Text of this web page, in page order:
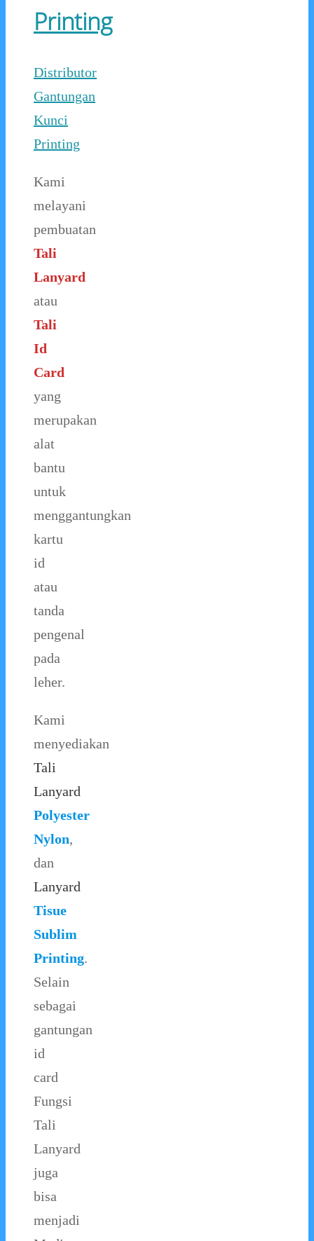
Printing
Distributor
Gantungan
Kunci
Printing
Kami
melayani
pembuatan
Tali
Lanyard
atau
Tali
Id
Card
yang
merupakan
alat
bantu
untuk
menggantungkan
kartu
id
atau
tanda
pengenal
pada
leher.
Kami
menyediakan
Tali
Lanyard
Polyester
Nylon,
dan
Lanyard
Tisue
Sublim
Printing.
Selain
sebagai
gantungan
id
card
Fungsi
Tali
Lanyard
juga
bisa
menjadi